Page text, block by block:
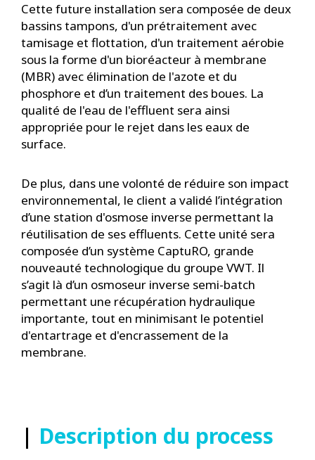
Cette future installation sera composée de deux
bassins tampons, d'un prétraitement avec
tamisage et flottation, d'un traitement aérobie
sous la forme d'un bioréacteur à membrane
(MBR) avec élimination de l'azote et du
phosphore et d’un traitement des boues. La
qualité de l'eau de l'effluent sera ainsi
appropriée pour le rejet dans les eaux de
surface.
De plus, dans une volonté de réduire son impact
environnemental, le client a validé l’intégration
d’une station d'osmose inverse permettant la
réutilisation de ses effluents. Cette unité sera
composée d’un système CaptuRO, grande
nouveauté technologique du groupe VWT. Il
s’agit là d’un osmoseur inverse semi-batch
permettant une récupération hydraulique
importante, tout en minimisant le potentiel
d'entartrage et d'encrassement de la
membrane.
| Description du process